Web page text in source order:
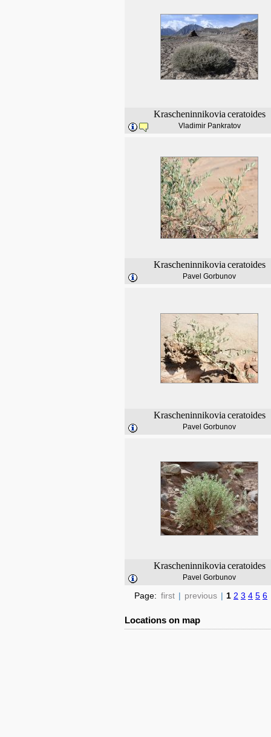
Krascheninnikovia ceratoides
Vladimir Pankratov
Krascheninnikovia ceratoides
Pavel Gorbunov
Krascheninnikovia ceratoides
Pavel Gorbunov
Krascheninnikovia ceratoides
Pavel Gorbunov
Page: first | previous | 1 2 3 4 5 6
Locations on map